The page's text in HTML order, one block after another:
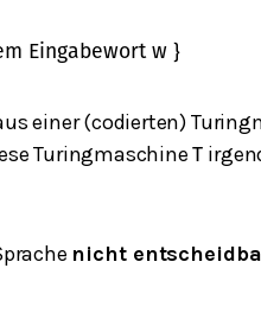
Eingabewort w }
einer (codierten)
TuringmaschineT
nicht